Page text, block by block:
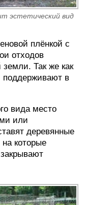
эстетический вид
плёнкой с
отходов
Так же как
поддерживают в
вида место
или
деревянные
которые